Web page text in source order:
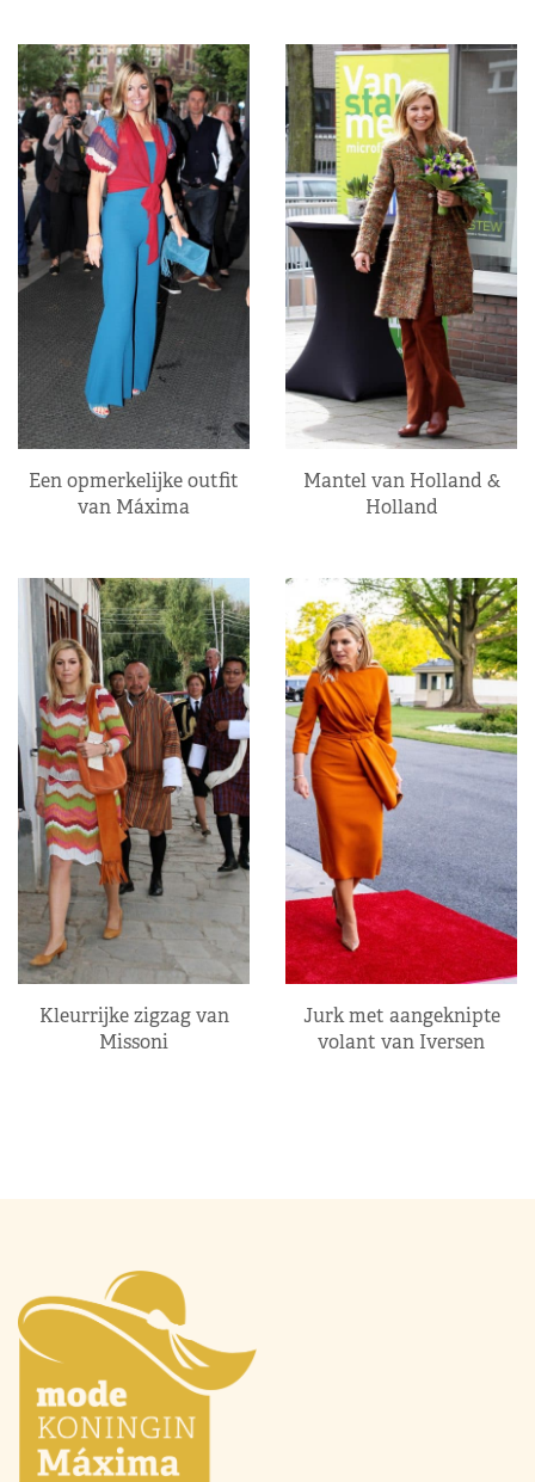
Een opmerkelijke outfit
van Máxima
Mantel van Holland &
Holland
Kleurrijke zigzag van
Missoni
Jurk met aangeknipte
volant van Iversen